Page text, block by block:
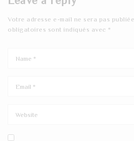
Votre adresse e-mail ne sera pas
obligatoires sont indiqués avec *